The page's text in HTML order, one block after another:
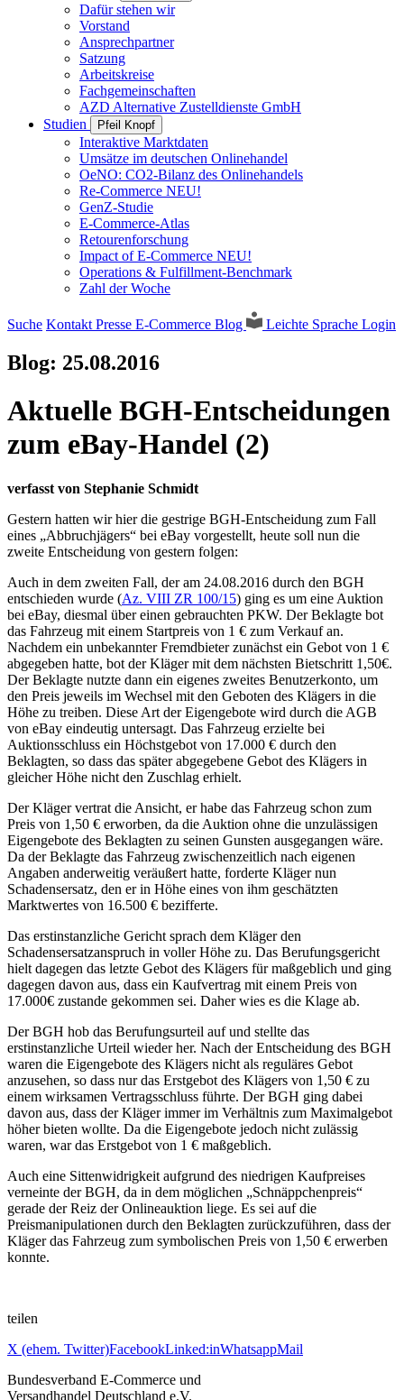
Dafür stehen wir
Vorstand
Ansprechpartner
Satzung
Arbeitskreise
Fachgemeinschaften
AZD Alternative Zustelldienste GmbH
Studien
Pfeil Knopf
Interaktive Marktdaten
Umsätze im deutschen Onlinehandel
OeNO: CO2-Bilanz des Onlinehandels
Re-Commerce NEU!
GenZ-Studie
E-Commerce-Atlas
Retourenforschung
Impact of E-Commerce NEU!
Operations & Fulfillment-Benchmark
Zahl der Woche
Suche Kontakt Presse E-Commerce Blog Leichte Sprache Login
Blog: 25.08.2016
Aktuelle BGH-Entscheidungen
zum eBay-Handel (2)
verfasst von Stephanie Schmidt
Gestern hatten wir hier die gestrige BGH-Entscheidung zum Fall
eines „Abbruchjägers“ bei eBay vorgestellt, heute soll nun die
zweite Entscheidung von gestern folgen:
Auch in dem zweiten Fall, der am 24.08.2016 durch den BGH
entschieden wurde (Az. VIII ZR 100/15) ging es um eine Auktion
bei eBay, diesmal über einen gebrauchten PKW. Der Beklagte bot
das Fahrzeug mit einem Startpreis von 1 € zum Verkauf an.
Nachdem ein unbekannter Fremdbieter zunächst ein Gebot von 1 €
abgegeben hatte, bot der Kläger mit dem nächsten Bietschritt 1,50€.
Der Beklagte nutzte dann ein eigenes zweites Benutzerkonto, um
den Preis jeweils im Wechsel mit den Geboten des Klägers in die
Höhe zu treiben. Diese Art der Eigengebote wird durch die AGB
von eBay eindeutig untersagt. Das Fahrzeug erzielte bei
Auktionsschluss ein Höchstgebot von 17.000 € durch den
Beklagten, so dass das später abgegebene Gebot des Klägers in
gleicher Höhe nicht den Zuschlag erhielt.
Der Kläger vertrat die Ansicht, er habe das Fahrzeug schon zum
Preis von 1,50 € erworben, da die Auktion ohne die unzulässigen
Eigengebote des Beklagten zu seinen Gunsten ausgegangen wäre.
Da der Beklagte das Fahrzeug zwischenzeitlich nach eigenen
Angaben anderweitig veräußert hatte, forderte Kläger nun
Schadensersatz, den er in Höhe eines von ihm geschätzten
Marktwertes von 16.500 € bezifferte.
Das erstinstanzliche Gericht sprach dem Kläger den
Schadensersatzanspruch in voller Höhe zu. Das Berufungsgericht
hielt dagegen das letzte Gebot des Klägers für maßgeblich und ging
dagegen davon aus, dass ein Kaufvertrag mit einem Preis von
17.000€ zustande gekommen sei. Daher wies es die Klage ab.
Der BGH hob das Berufungsurteil auf und stellte das
erstinstanzliche Urteil wieder her. Nach der Entscheidung des BGH
waren die Eigengebote des Klägers nicht als reguläres Gebot
anzusehen, so dass nur das Erstgebot des Klägers von 1,50 € zu
einem wirksamen Vertragsschluss führte. Der BGH ging dabei
davon aus, dass der Kläger immer im Verhältnis zum Maximalgebot
höher bieten wollte. Da die Eigengebote jedoch nicht zulässig
waren, war das Erstgebot von 1 € maßgeblich.
Auch eine Sittenwidrigkeit aufgrund des niedrigen Kaufpreises
verneinte der BGH, da in dem möglichen „Schnäppchenpreis“
gerade der Reiz der Onlineauktion liege. Es sei auf die
Preismanipulationen durch den Beklagten zurückzuführen, dass der
Kläger das Fahrzeug zum symbolischen Preis von 1,50 € erwerben
konnte.
teilen
X (ehem. Twitter)FacebookLinked:inWhatsappMail
Bundesverband E-Commerce und
Versandhandel Deutschland e.V.